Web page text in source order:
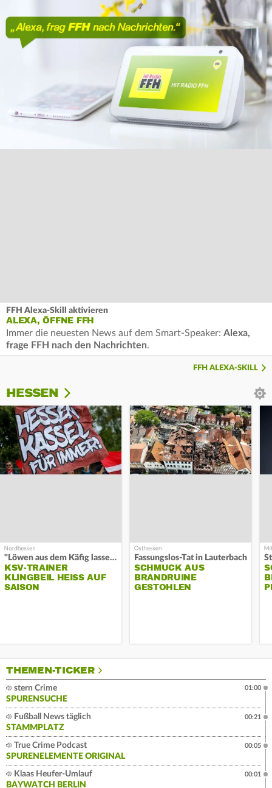
FFH Alexa-Skill aktivieren
ALEXA, ÖFFNE FFH
Immer die neuesten News auf dem Smart-Speaker: Alexa,
frage FFH nach den Nachrichten.
FFH ALEXA-SKILL
HESSEN
"Löwen aus dem Käfig lassen"
KSV-TRAINER
KLINGBEIL HEISS AUF S
AISON
Fassungslos-Tat in Lauterbach
SCHMUCK AUS
BRANDRUINE
GESTOHLEN
THEMEN-TICKER
stern Crime
SPURENSUCHE
01:00
Fußball News täglich
STAMMPLATZ
00:21
True Crime Podcast
SPURENELEMENTE ORIGINAL
00:05
Klaas Heufer-Umlauf
BAYWATCH BERLIN
00:01